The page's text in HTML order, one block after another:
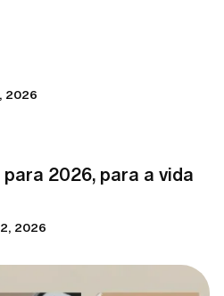
2026
2026, para a vida
2026